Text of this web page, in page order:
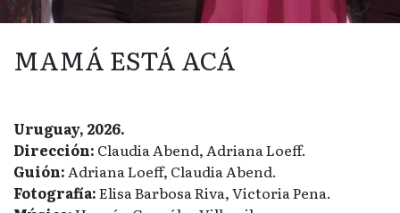
MAMÁ ESTÁ ACÁ
Uruguay, 2026.
Dirección: Claudia Abend, Adriana Loeff.
Guión:Adriana Loeff, Claudia Abend.
Fotografía:Elisa Barbosa Riva, Victoria Pena.